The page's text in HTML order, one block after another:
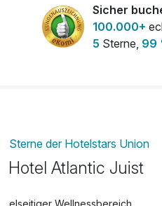
Sicher
100.000+
5 Sterne, 99
Sterne der Hotelstars Union
Hotel Atlantic Juist
Vielseitiger Wellnessbereich